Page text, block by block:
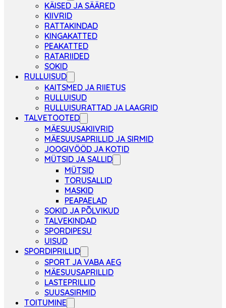
KÄISED JA SÄÄRED
KIIVRID
RATTAKINDAD
KINGAKATTED
PEAKATTED
RATARIIDED
SOKID
RULLUISUD
KAITSMED JA RIIETUS
RULLUISUD
RULLUISURATTAD JA LAAGRID
TALVETOOTED
MÄESUUSAKIIVRID
MÄESUUSAPRILLID JA SIRMID
JOOGIVÖÖD JA KOTID
MÜTSID JA SALLID
MÜTSID
TORUSALLID
MASKID
PEAPAELAD
SOKID JA PÕLVIKUD
TALVEKINDAD
SPORDIPESU
UISUD
SPORDIPRILLID
SPORT JA VABA AEG
MÄESUUSAPRILLID
LASTEPRILLID
SUUSASIRMID
TOITUMINE